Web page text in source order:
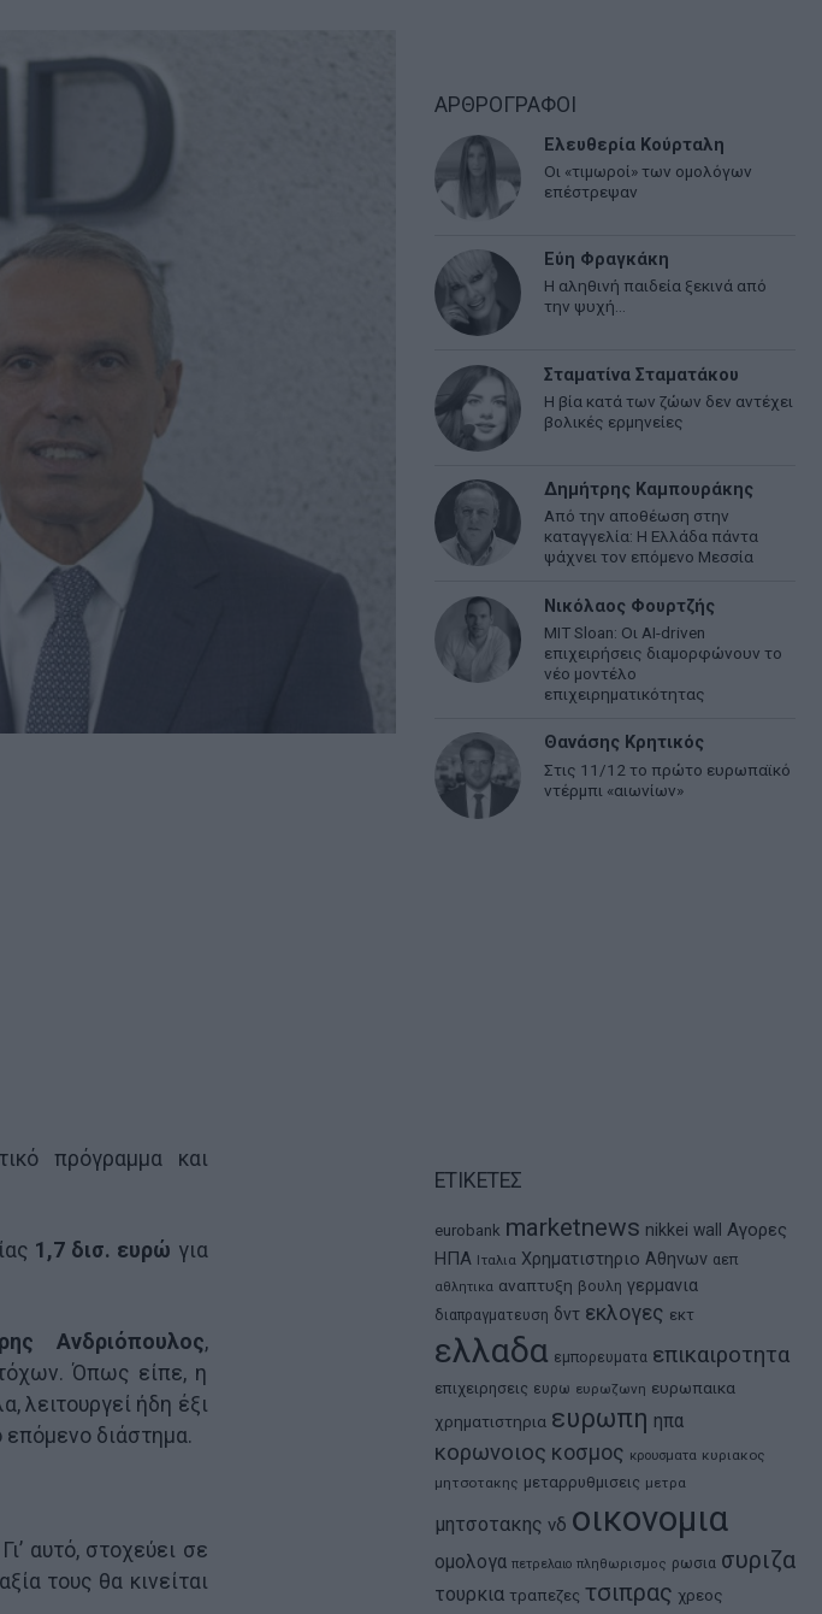
πρόγραμμα και
1,7 δισ. ευρώ για
Ανδριόπουλος,
Όπως είπε, η
λειτουργεί ήδη έξι
επόμενο διάστημα.
αυτό, στοχεύει σε
τους θα κινείται
ΑΡΘΡΟΓΡΑΦΟΙ
Ελευθερία Κούρταλη
Οι «τιμωροί» των ομολόγων
επέστρεψαν
Εύη Φραγκάκη
Η αληθινή παιδεία ξεκινά από
την ψυχή…
Σταματίνα Σταματάκου
Η βία κατά των ζώων δεν αντέχει
βολικές ερμηνείες
Δημήτρης Καμπουράκης
Από την αποθέωση στην
καταγγελία: Η Ελλάδα πάντα
ψάχνει τον επόμενο Μεσσία
Νικόλαος Φουρτζής
MIT Sloan: Οι AI-driven
επιχειρήσεις διαμορφώνουν το
νέο μοντέλο
επιχειρηματικότητας
Θανάσης Κρητικός
Στις 11/12 το πρώτο ευρωπαϊκό
ντέρμπι «αιωνίων»
ΕΤΙΚΕΤΕΣ
eurobank marketnews nikkei wall
Αγορες
ΗΠΑ Ιταλια Χρηματιστηριο Αθηνων αεπ
αθλητικα αναπτυξη βουλη γερμανια
διαπραγματευση δντ εκλογες εκτ
ελλαδα εμπορευματα επικαιροτητα
επιχειρησεις ευρω ευρωζωνη ευρωπαικα
χρηματιστηρια ευρωπη ηπα
κορωνοιος κοσμος κρουσματα κυριακος
μητσοτακης μεταρρυθμισεις μετρα
μητσοτακης νδ οικονομια
ομολογα πετρελαιο πληθωρισμος ρωσια συριζα
τουρκια τραπεζες τσιπρας χρεος